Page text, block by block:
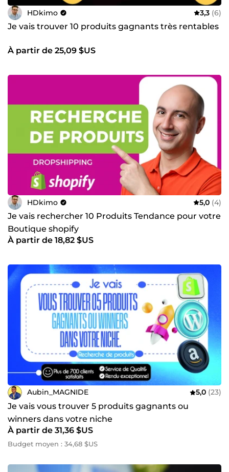
HDkimo 3,3 (6)
Je vais trouver 10 produits gagnants très rentables
À partir de 25,09 $US
HDkimo 5,0 (4)
Je vais rechercher 10 Produits Tendance pour votre
Boutique shopify
À partir de 18,82 $US
Aubin_MAGNIDE 5,0 (23)
Je vais vous trouver 5 produits gagnants ou
winners dans votre niche
À partir de 31,36 $US
Budget moyen : 34,68 $US